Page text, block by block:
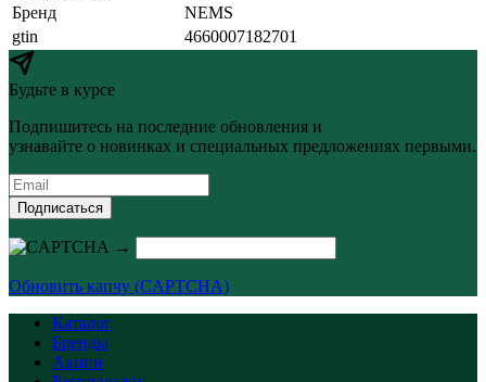
Бренд
NEMS
gtin
4660007182701
Будьте в курсе
Подпишитесь на последние обновления и
узнавайте о новинках и специальных предложениях первыми.
Подписаться
→
Обновить капчу (CAPTCHA)
Каталог
Бренды
Акции